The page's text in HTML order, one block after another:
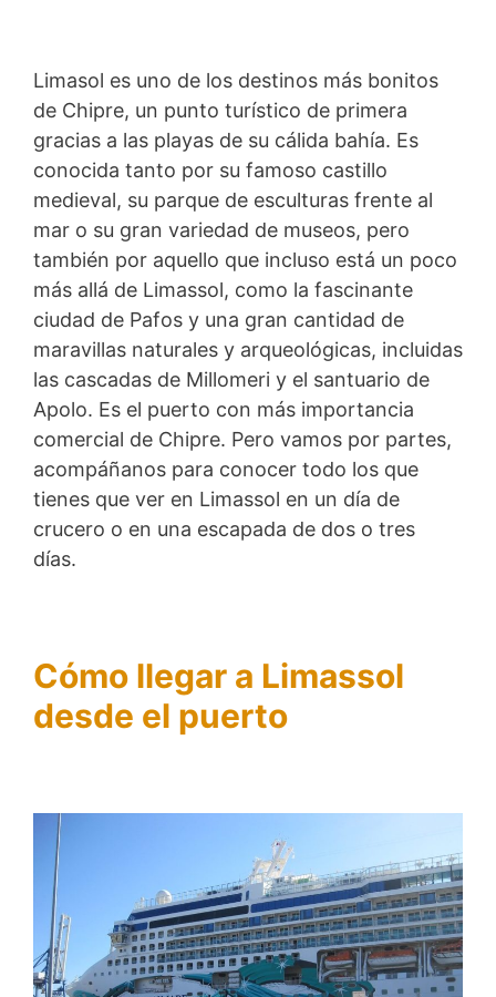
Limasol es uno de los destinos más bonitos
de Chipre, un punto turístico de primera
gracias a las playas de su cálida bahía. Es
conocida tanto por su famoso castillo
medieval, su parque de esculturas frente al
mar o su gran variedad de museos, pero
también por aquello que incluso está un poco
más allá de Limassol, como la fascinante
ciudad de Pafos y una gran cantidad de
maravillas naturales y arqueológicas, incluidas
las cascadas de Millomeri y el santuario de
Apolo. Es el puerto con más importancia
comercial de Chipre. Pero vamos por partes,
acompáñanos para conocer todo los que
tienes que ver en Limassol en un día de
crucero o en una escapada de dos o tres
días.
Cómo llegar a Limassol
desde el puerto